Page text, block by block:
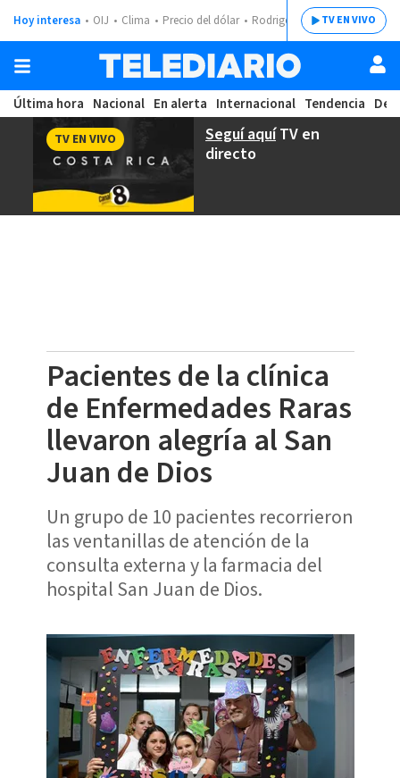
Hoy interesa OIJ Clima Precio del dólar Rodrigo ChavesTV EN VIVO
Última hora Nacional En alerta Internacional Tendencia
Seguí aquíTV en
directo
TV EN VIVO
Pacientes de la clínica
de Enfermedades Raras
llevaron alegría al San
Juan de Dios
Un grupo de 10 pacientes recorrieron
las ventanillas de atención de la
consulta externa y la farmacia del
hospital San Juan de Dios.